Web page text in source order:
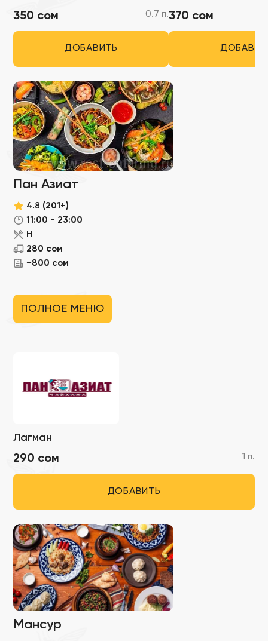
350 сом 0.7 п.
ДОБАВИТЬ
370 сом
Пан Азиат
4.8 (201+)
11:00 - 23:00
Н
280 сом
~800 сом
ПОЛНОЕ МЕНЮ
Лагман
290 сом 1 п.
ДОБАВИТЬ
Мансур